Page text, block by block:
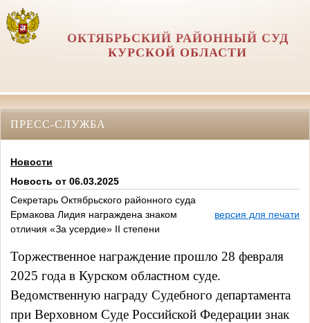
ОКТЯБРЬСКИЙ РАЙОННЫЙ СУД
КУРСКОЙ ОБЛАСТИ
ПРЕСС-СЛУЖБА
Новости
Новость от 06.03.2025
Секретарь Октябрьского районного суда
Ермакова Лидия награждена знаком
отличия «За усердие» II степени
версия для печати
Торжественное награждение прошло 28 февраля
2025 года в Курском областном суде.
Ведомственную награду Судебного департамента
при Верховном Суде Российской Федерации знак